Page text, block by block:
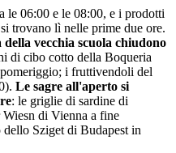
le 06:00 e le 08:00, e i prodotti
trovano lì nelle prime due ore.
vecchia scuola chiudono
di cibo cotto della Boqueria
i fruttivendoli del
Le sagre all'aperto si
: le griglie di sardine di
di Vienna a fine
Sziget di Budapest in